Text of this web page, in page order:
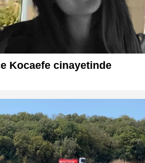
Kocaefe cinayetinde